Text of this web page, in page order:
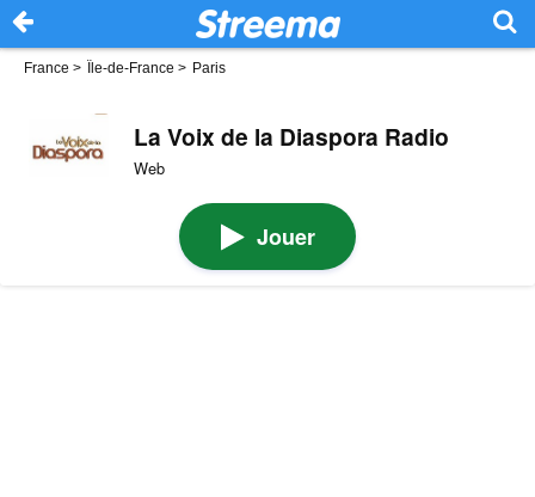
France > Île-de-France > Paris
La Voix de la Diaspora Radio
Web
Jouer